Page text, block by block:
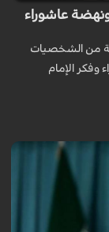
عاشوراء
من الشخصيات
وفكر الإمام